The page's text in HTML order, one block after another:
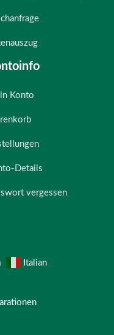
Konto
Details
vergessen
Italian